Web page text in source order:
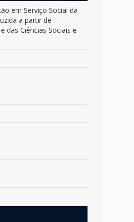
em Serviço Social da
a partir de
das Ciências Sociais e